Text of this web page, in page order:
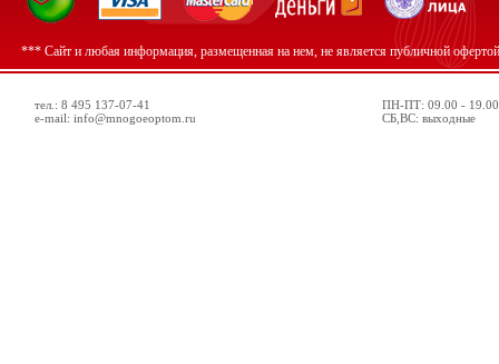
*** Сайт и любая информация, размещенная на нем, не является публичной офертой
тел.: 8 495 137-07-41
e-mail: info@mnogoeoptom.ru
ПН-ПТ: 09.00 - 19.00
СБ,ВС: выходные